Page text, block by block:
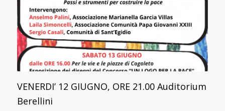
VENERDI’ 12 GIUGNO, ORE 21.00 Auditorium
Berellini